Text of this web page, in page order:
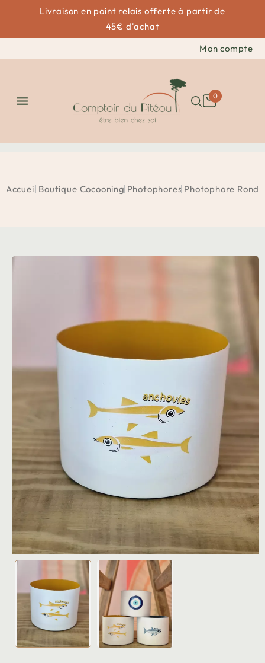
Livraison en point relais offerte à partir de
45€ d'achat
Mon compte
 0
Accueil Boutique Cocooning Photophores Photophore Rond